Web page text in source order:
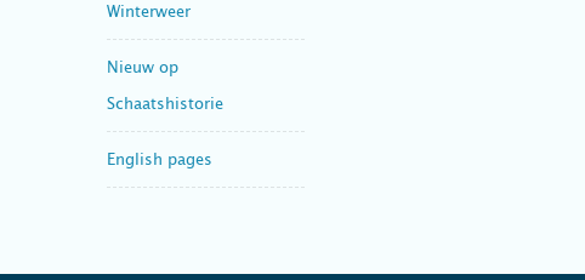
Winterweer
Nieuw op
Schaatshistorie
English pages